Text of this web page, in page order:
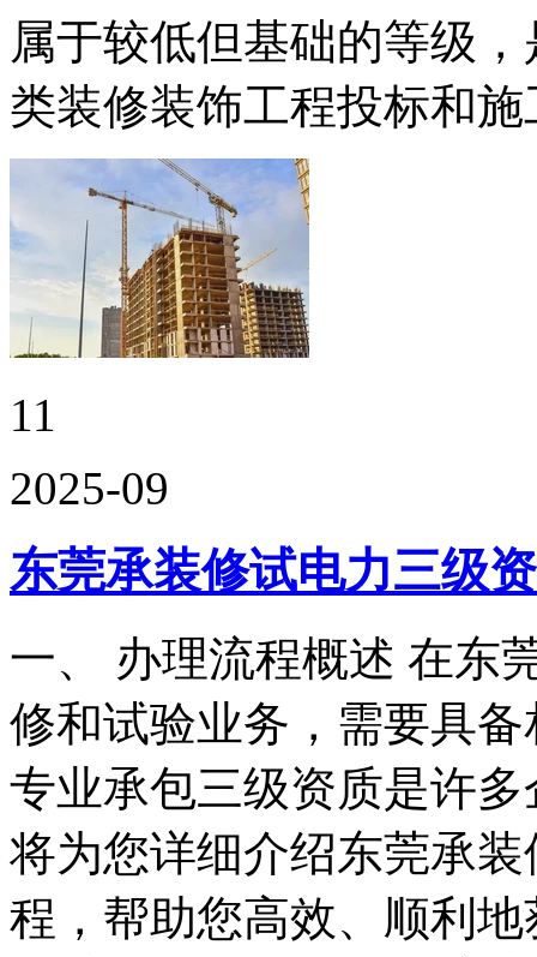
属于较低但基础的等级
类装修装饰工程投标和施
11
2025-09
东莞承装修试电力三级
一、 办理流程概述 在东
修和试验业务，需要具
专业承包三级资质是许
将为您详细介绍东莞承
程，帮助您高效、顺利